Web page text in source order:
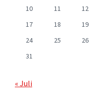
10
11 12
17
18 19
24
25 26
31
« Juli